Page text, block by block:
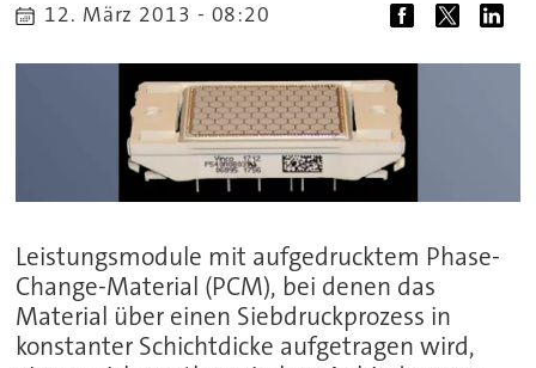
12. März 2013 - 08:20
Leistungsmodule mit aufgedrucktem Phase-
Change-Material (PCM), bei denen das
Material über einen Siebdruckprozess in
konstanter Schichtdicke aufgetragen wird,